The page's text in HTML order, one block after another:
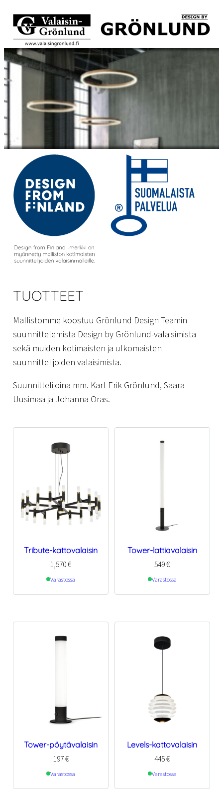
TUOTTEET
Mallistomme koostuu Grönlund Design Teamin
suunnittelemista Design by Grönlund-valaisimista
sekä muiden kotimaisten ja ulkomaisten
suunnittelijoiden valaisimista.
Suunnittelijoina mm. Karl-Erik Grönlund, Saara
Uusimaa ja Johanna Oras.
Tribute-kattovalaisin
1,570€
Varastossa
Tower-lattiavalaisin
549€
Varastossa
Tower-pöytävalaisin
197€
Varastossa
Levels-kattovalaisin
445€
Varastossa